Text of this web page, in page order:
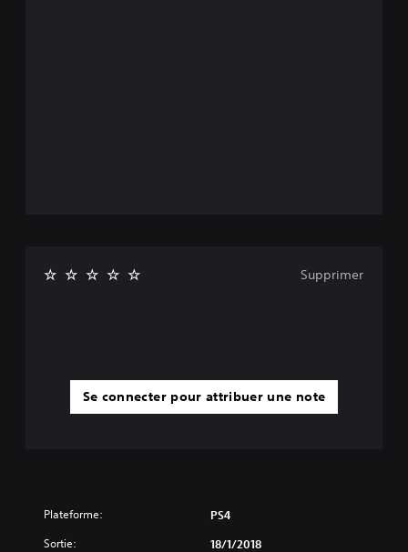
Se connecter pour attribuer une note
Supprimer
Plateforme: PS4
Sortie: 18/1/2018